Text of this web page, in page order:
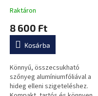
a hideg ellen, ultrakönnyű
könnyen mosható felület
Raktáron
8 600 Ft
Kosárba
Könnyű, összecsukható
szőnyeg alumíniumfóliával a
hideg elleni szigeteléshez.